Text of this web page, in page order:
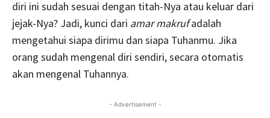
diri ini sudah sesuai dengan titah-Nya atau keluar dari
jejak-Nya? Jadi, kunci dari amar makrufadalah
mengetahui siapa dirimu dan siapa Tuhanmu. Jika
orang sudah mengenal diri sendiri, secara otomatis
akan mengenal Tuhannya.
- Advertisement -